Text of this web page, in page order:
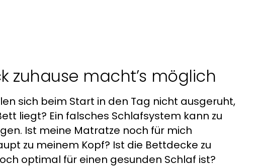
zuhause macht’s möglich
sich beim Start in den Tag nicht ausgeruht,
liegt? Ein falsches Schlafsystem kann zu
Ist meine Matratze noch für mich
zu meinem Kopf? Ist die Bettdecke zu
optimal für einen gesunden Schlaf ist?